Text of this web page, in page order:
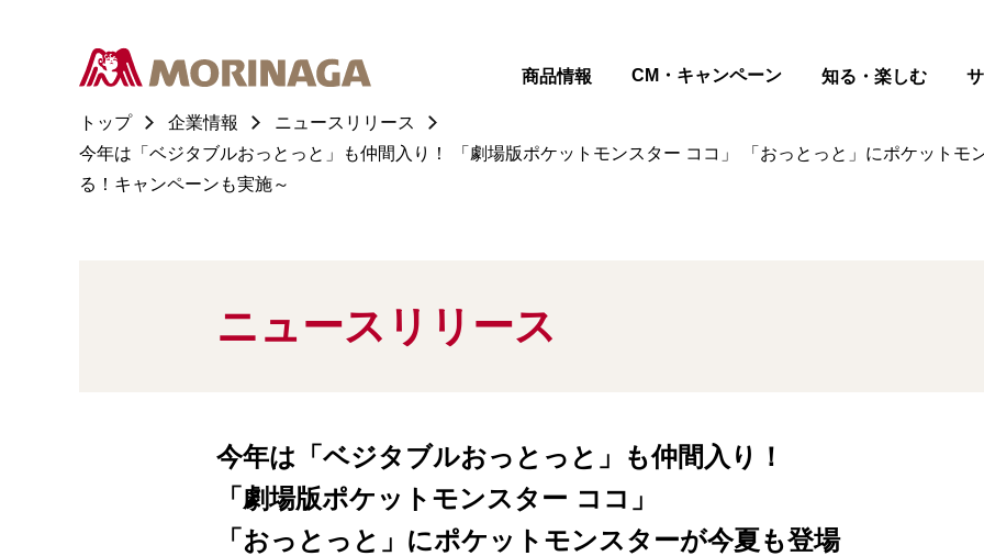
商品情報 CM・キャンペーン 知る・楽しむ
トップ 企業情報
ニュースリリース
今年は「ベジタブルおっとっと」も仲間入り！ 「劇場版ポケットモンスター ココ」 「おっとっと」にポケットモ
る！キャンペーンも実施～
ニュースリリース
今年は「ベジタブルおっとっと」も仲間入り！
「劇場版ポケットモンスター ココ」
「おっとっと」にポケットモンスターが今夏も登場